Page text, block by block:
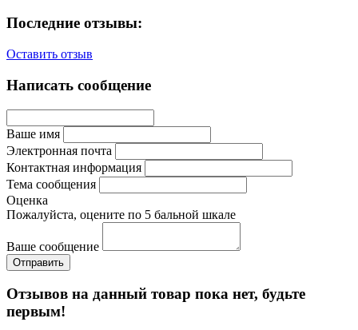
Последние отзывы:
Оставить отзыв
Написать сообщение
Ваше имя
Электронная почта
Контактная информация
Тема сообщения
Оценка
Пожалуйста, оцените по 5 бальной шкале
Ваше сообщение
Отзывов на данный товар пока нет, будьте
первым!